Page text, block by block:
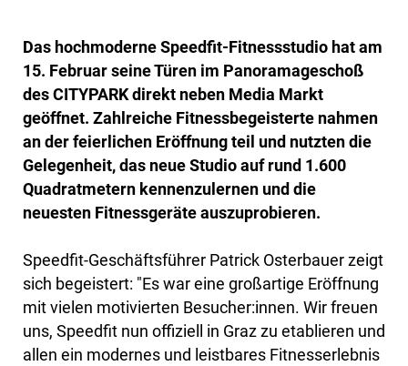
Das hochmoderne Speedfit-Fitnessstudio hat am
15. Februar seine Türen im Panoramageschoß
des CITYPARK direkt neben Media Markt
geöffnet. Zahlreiche Fitnessbegeisterte nahmen
an der feierlichen Eröffnung teil und nutzten die
Gelegenheit, das neue Studio auf rund 1.600
Quadratmetern kennenzulernen und die
neuesten Fitnessgeräte auszuprobieren.
Speedfit-Geschäftsführer Patrick Osterbauer zeigt
sich begeistert: "Es war eine großartige Eröffnung
mit vielen motivierten Besucher:innen. Wir freuen
uns, Speedfit nun offiziell in Graz zu etablieren und
allen ein modernes und leistbares Fitnesserlebnis